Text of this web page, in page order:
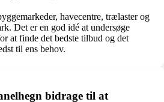
havecentre, trælaster og
Det er en god idé at undersøge
at finde det bedste tilbud og det
til ens behov.
bidrage til at